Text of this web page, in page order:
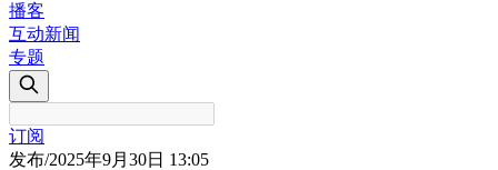
播客
互动新闻
专题
订阅
发布/2025年9月30日 13:05